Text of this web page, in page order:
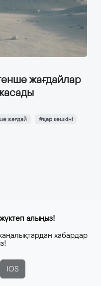
жағдайлар
жағдай #қар көшкіні
алыңыз!
хабардар
IOS